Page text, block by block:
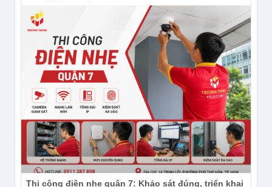
Thi công điện nhẹ quận 7: Khảo sát đúng, triển khai